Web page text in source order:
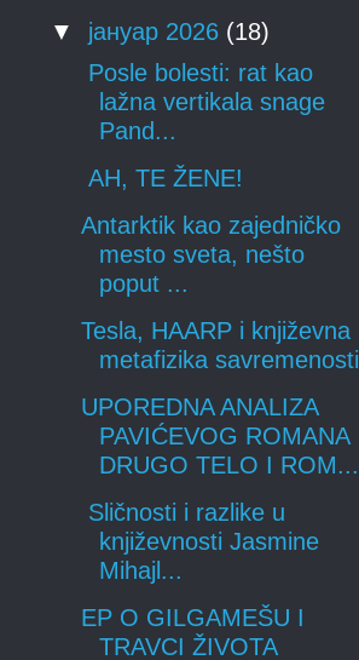
▼ јануар 2026 (18)
Posle bolesti: rat kao
lažna vertikala snage
Pand...
AH, TE ŽENE!
Antarktik kao zajedničko
mesto sveta, nešto
poput ...
Tesla, HAARP i književna
metafizika savremenosti
UPOREDNA ANALIZA
PAVIĆEVOG ROMANA
DRUGO TELO I ROM...
Sličnosti i razlike u
književnosti Jasmine
Mihajl...
EP O GILGAMEŠU I
TRAVCI ŽIVOTA